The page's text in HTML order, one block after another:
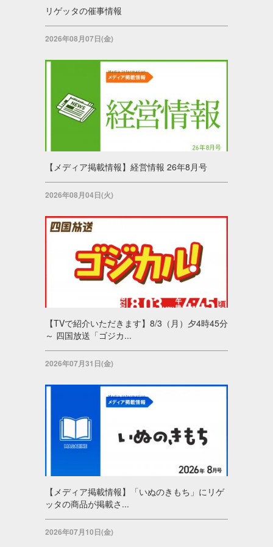
リゲッタの催事情報
2026年08月07日(金)
【メディア掲載情報】経営情報 26年8月号
2026年08月04日(火)
【TVで紹介いただきます】8/3（月）夕4時45分
～ 四国放送「ゴジカ...
2026年07月31日(金)
【メディア掲載情報】「いぬのきもち」にリゲ
ッタの商品が掲載さ...
2026年07月10日(金)